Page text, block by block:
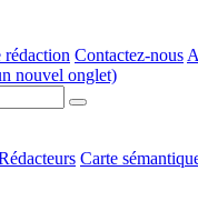
rédaction Contactez-nous
nouvel onglet)
Carte